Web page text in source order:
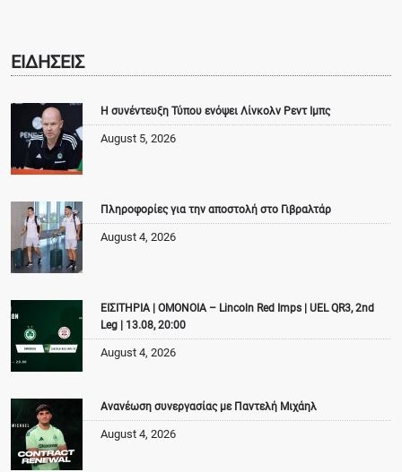
ΕΙΔΗΣΕΙΣ
Η συνέντευξη Τύπου ενόψει Λίνκολν Ρεντ Ιμπς
August 5, 2026
Πληροφορίες για την αποστολή στο Γιβραλτάρ
August 4, 2026
ΕΙΣΙΤΗΡΙΑ | ΟΜΟΝΟΙΑ – Lincoln Red Imps | UEL QR3, 2nd
Leg | 13.08, 20:00
August 4, 2026
Ανανέωση συνεργασίας με Παντελή Μιχάηλ
August 4, 2026